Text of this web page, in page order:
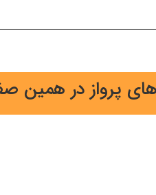
های پرواز در همین